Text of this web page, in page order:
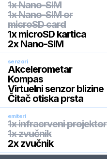
1x Nano-SIM
1x Nano-SIM or
microSD card
1x microSD kartica
2x Nano-SIM
senzori
Akcelerometar
Kompas
Virtuelni senzor blizine
Čitač otiska prsta
emiteri
1x infracrveni projektor
1x zvučnik
2x zvučnik